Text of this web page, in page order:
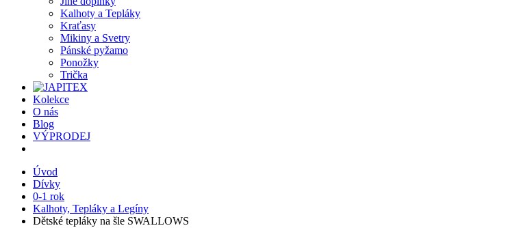
Kalhoty a Tepláky
Kraťasy
Mikiny a Svetry
Pánské pyžamo
Ponožky
Trička
Kolekce
O nás
Blog
VÝPRODEJ
Úvod
Dívky
0-1 rok
Kalhoty, Tepláky a Legíny
Dětské tepláky na šle SWALLOWS